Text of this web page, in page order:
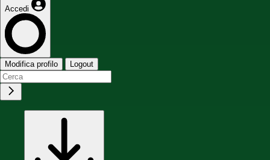
Accedi
Modifica profilo Logout